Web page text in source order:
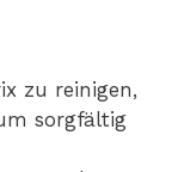
zu reinigen,
sorgfältig